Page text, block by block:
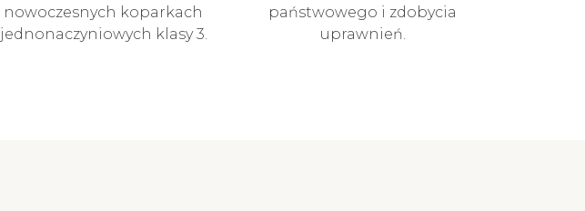
nowoczesnych koparkach
jednonaczyniowych klasy 3.
państwowego i zdobycia
uprawnień.